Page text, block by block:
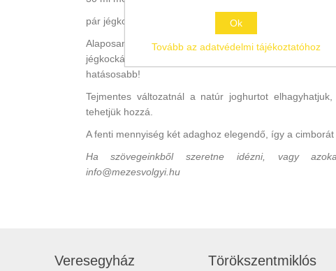
pár jégkocka
Alaposan keverjük el, rázzuk össze (vagy betehetjük
jégkockákat, vagy annak híján tegyük a keveréket
hatásosabb!
Tejmentes változatnál a natúr joghurtot
tehetjük hozzá.
A fenti mennyiség két adaghoz elegendő, így a
Ha szövegeinkből szeretne idézni, vagy
info@mezesvolgyi.hu
Veresegyház Törökszentmiklós
Ok
Tovább az adatvédelmi tájékoztatóhoz